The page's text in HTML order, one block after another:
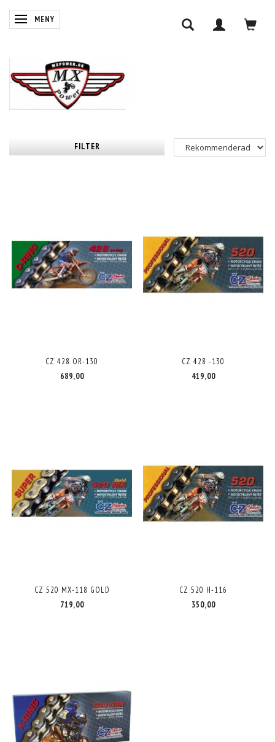
ÄNDRA NAVIGERING
MENY
FILTER
CZ 428 OR-130
689,00
CZ 428 -130
419,00
CZ 520 MX-118 GOLD
719,00
CZ 520 H-116
350,00